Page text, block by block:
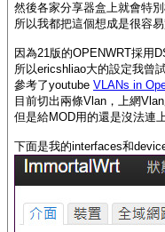
然後各家分享器盒上就會特
所以我都把這個想成是很容
因為21版的OPENWRT採用
所以ericshliao大的設定我曾
參考了youtube VLANs in
目前切出兩條Vlan，上網
但是給MOD用的還是沒法連
下面是我的interfaces和